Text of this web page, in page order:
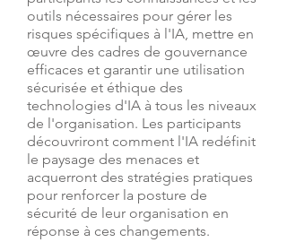
outils nécessaires pour gérer les
risques spécifiques à l'IA, mettre en
œuvre des cadres de gouvernance
efficaces et garantir une utilisation
sécurisée et éthique des
technologies d'IA à tous les niveaux
de l'organisation. Les participants
découvriront comment l'IA redéfinit
le paysage des menaces et
acquerront des stratégies pratiques
pour renforcer la posture de
sécurité de leur organisation en
réponse à ces changements.